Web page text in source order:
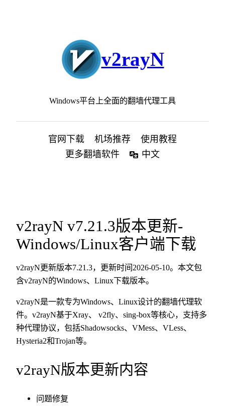
v2rayN
Windows平台上全面的翻墙代理工具
官网下载 机场推荐
使用教程
更多翻墙软件
中文
v2rayN v7.21.3版本更新-
Windows/Linux客户端下载
v2rayN更新版本7.21.3，更新时间2026-05-10。本文包
含v2rayN的Windows、Linux下载版本。
v2rayN是一款专为Windows、Linux设计的翻墙代理软
件。v2rayN基于Xray、 v2fly、sing-box等核心，支持多
种代理协议，包括Shadowsocks、VMess、VLess、
Hysteria2和Trojan等。
v2rayN版本更新内容
问题修复